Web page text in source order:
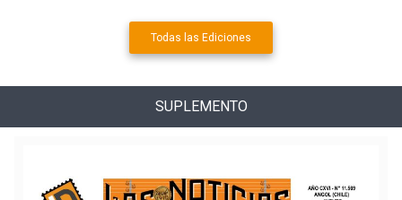
Todas las Ediciones
SUPLEMENTO